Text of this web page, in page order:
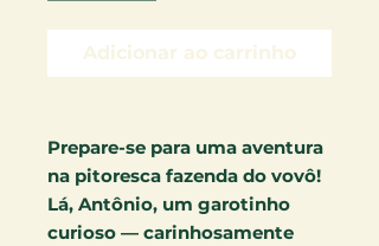
Adicionar ao carrinho
Prepare-se para uma aventura
na pitoresca fazenda do vovô!
Lá, Antônio, um garotinho
curioso — carinhosamente